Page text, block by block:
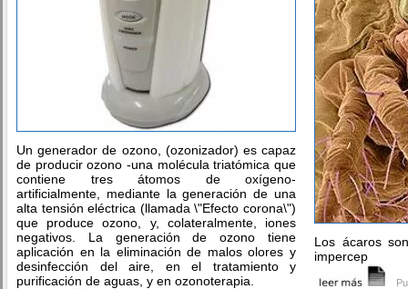
Un generador de ozono, (ozonizador) es capaz
de producir ozono -una molécula triatómica que
contiene tres átomos de oxígeno-
artificialmente, mediante la generación de una
alta tensión eléctrica (llamada \"Efecto corona\")
que produce ozono, y, colateralmente, iones
negativos. La generación de ozono tiene
aplicación en la eliminación de malos olores y
desinfección del aire, en el tratamiento y
purificación de aguas, y en ozonoterapia.
Los ácaros
impercep